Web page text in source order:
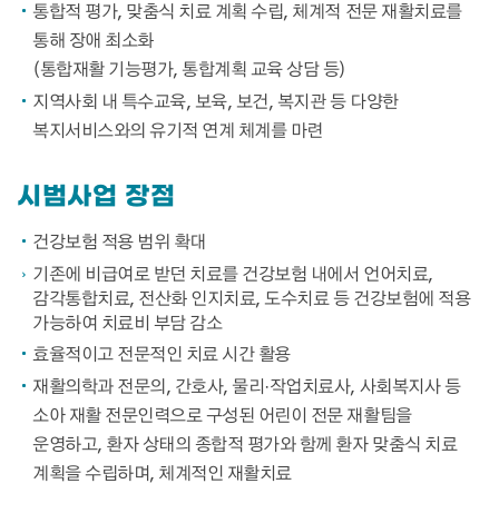
통합적 평가, 맞춤식 치료 계획 수립, 체계적 전문 재활치료를
통해 장애 최소화
(통합재활 기능평가, 통합계획 교육 상담 등)
지역사회 내 특수교육, 보육, 보건, 복지관 등 다양한
복지서비스와의 유기적 연계 체계를 마련
시범사업 장점
건강보험 적용 범위 확대
기존에 비급여로 받던 치료를 건강보험 내에서 언어치료,
감각통합치료, 전산화 인지치료, 도수치료 등 건강보험에 적용
가능하여 치료비 부담 감소
효율적이고 전문적인 치료 시간 활용
재활의학과 전문의, 간호사, 물리·작업치료사, 사회복지사 등
소아 재활 전문인력으로 구성된 어린이 전문 재활팀을
운영하고, 환자 상태의 종합적 평가와 함께 환자 맞춤식 치료
계획을 수립하며, 체계적인 재활치료